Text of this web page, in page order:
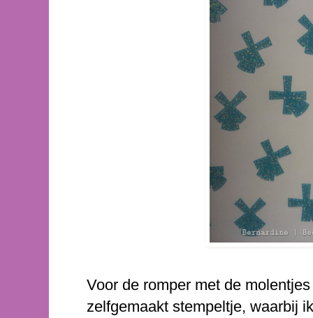
Voor de romper met de
zelfgemaakt stempeltje, waarbij